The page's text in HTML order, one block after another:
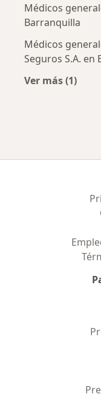
Médicos
Barranquilla
Médicos
Seguros S.A. en
Ver más (1)